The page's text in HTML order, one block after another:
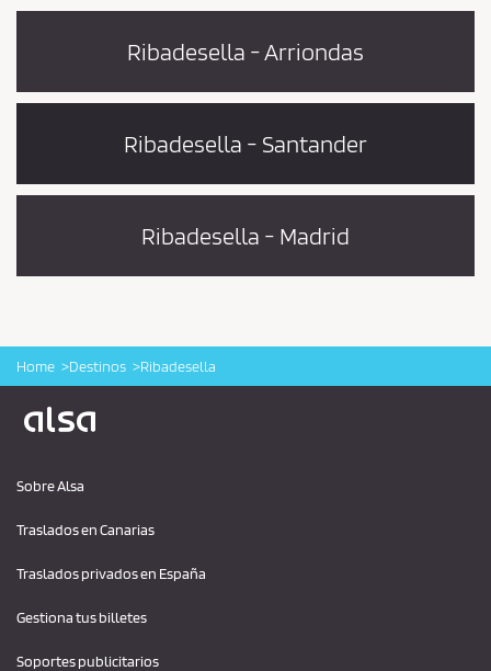
Ribadesella - Arriondas
Ribadesella - Santander
Ribadesella - Madrid
Home Destinos Ribadesella
Sobre Alsa
Traslados en Canarias
Traslados privados en España
Gestiona tus billetes
Soportes publicitarios
Logo Alsa